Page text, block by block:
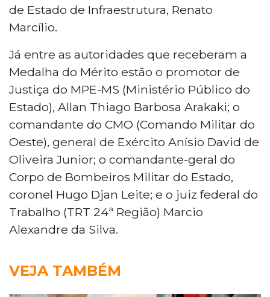
de Estado de Infraestrutura, Renato
Marcílio.
Já entre as autoridades que receberam a
Medalha do Mérito estão o promotor de
Justiça do MPE-MS (Ministério Público do
Estado), Allan Thiago Barbosa Arakaki; o
comandante do CMO (Comando Militar do
Oeste), general de Exército Anísio David de
Oliveira Junior; o comandante-geral do
Corpo de Bombeiros Militar do Estado,
coronel Hugo Djan Leite; e o juiz federal do
Trabalho (TRT 24ª Região) Marcio
Alexandre da Silva.
VEJA TAMBÉM